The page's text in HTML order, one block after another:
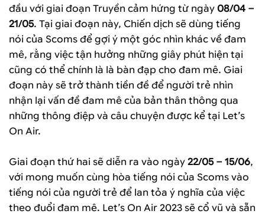
đầu với giai đoạn Truyền cảm hứng từ ngày 08/04 –
21/05. Tại giai đoạn này, Chiến dịch sẽ dùng tiếng
nói của Scoms để gợi ý một góc nhìn khác về đam
mê, rằng việc tận hưởng những giây phút hiện tại
cũng có thể chính là là bàn đạp cho đam mê. Giai
đoạn này sẽ trở thành tiền đề để người trẻ nhìn
nhận lại vấn đề đam mê của bản thân thông qua
những thông điệp và câu chuyện được kể tại Let’s
On Air.
Giai đoạn thứ hai sẽ diễn ra vào ngày 22/05 – 15/06,
với mong muốn cùng hòa tiếng nói của Scoms vào
tiếng nói của người trẻ để lan tỏa ý nghĩa của việc
theo đuổi đam mê. Let’s On Air 2023 sẽ cổ vũ và sẵn